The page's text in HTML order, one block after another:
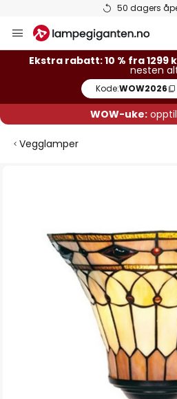
50 dagers
Hopp
til
innhold
Ekstra rabatt: 10 % fra 1299
nesten
Kode:WOW2026
WOW-uke:
Vegglamper
bildegalleri